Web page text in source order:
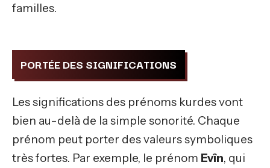
familles.
PORTÉE DES SIGNIFICATIONS
Les significations des prénoms kurdes vont
bien au-delà de la simple sonorité. Chaque
prénom peut porter des valeurs symboliques
très fortes. Par exemple, le prénom Evîn, qui